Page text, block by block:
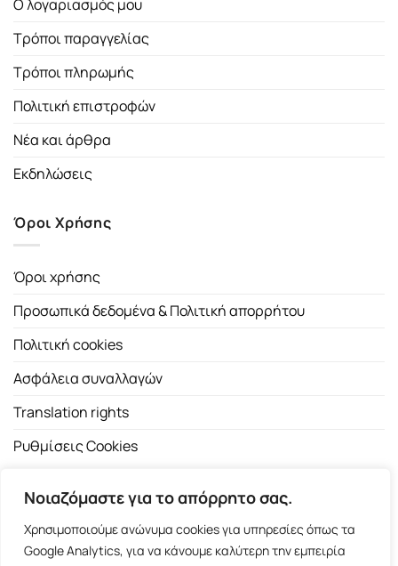
Νοιαζόμαστε για το απόρρητο σας.
Χρησιμοποιούμε ανώνυμα cookies για υπηρεσίες όπως τα
Google Analytics, για να κάνουμε καλύτερη την εμπειρία
Ο λογαριασμός μου
Τρόποι παραγγελίας
Τρόποι πληρωμής
Πολιτική επιστροφών
Νέα και άρθρα
Εκδηλώσεις
Όροι Χρήσης
Όροι χρήσης
Προσωπικά δεδομένα & Πολιτική απορρήτου
Πολιτική cookies
Ασφάλεια συναλλαγών
Translation rights
Ρυθμίσεις Cookies